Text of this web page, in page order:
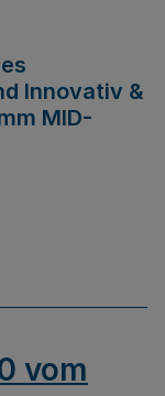
Innovativ &
MID-
vom